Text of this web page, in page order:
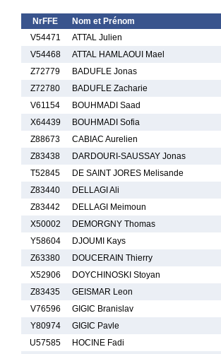
NrFFE Nom et Prénom
V54471
ATTAL Julien
V54468
ATTAL HAMLAOUI Mael
Z72779
BADUFLE Jonas
Z72780
BADUFLE Zacharie
V61154
BOUHMADI Saad
X64439
BOUHMADI Sofia
Z88673
CABIAC Aurelien
Z83438
DARDOURI-SAUSSAY Jonas
T52845
DE SAINT JORES Melisande
Z83440
DELLAGI Ali
Z83442
DELLAGI Meimoun
X50002
DEMORGNY Thomas
Y58604
DJOUMI Kays
Z63380
DOUCERAIN Thierry
X52906
DOYCHINOSKI Stoyan
Z83435
GEISMAR Leon
V76596
GIGIC Branislav
Y80974
GIGIC Pavle
U57585
HOCINE Fadi